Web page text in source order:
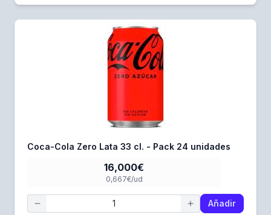
Coca-Cola Zero Lata 33 cl. - Pack 24 unidades
16,000€
0,667€/ud
Añadir